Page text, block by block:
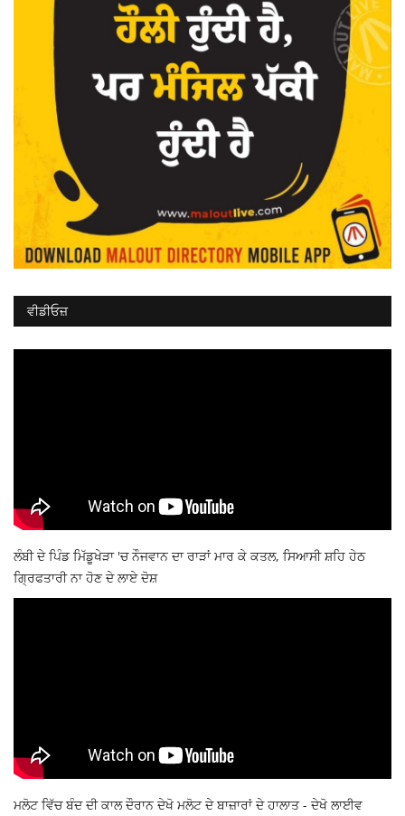
ਵੀਡੀਓਜ਼
ਲੰਬੀ ਦੇ ਪਿੰਡ ਮਿੱਡੂਖੇੜਾ 'ਚ ਨੌਜਵਾਨ ਦਾ ਰਾੜਾਂ ਮਾਰ ਕੇ ਕਤਲ, ਸਿਆਸੀ ਸ਼ਹਿ ਹੇਠ
ਗ੍ਰਿਫਤਾਰੀ ਨਾ ਹੋਣ ਦੇ ਲਾਏ ਦੋਸ਼
ਮਲੋਟ ਵਿੱਚ ਬੰਦ ਦੀ ਕਾਲ ਦੌਰਾਨ ਦੇਖੋ ਮਲੋਟ ਦੇ ਬਾਜ਼ਾਰਾਂ ਦੇ ਹਾਲਾਤ - ਦੇਖੋ ਲਾਈਵ